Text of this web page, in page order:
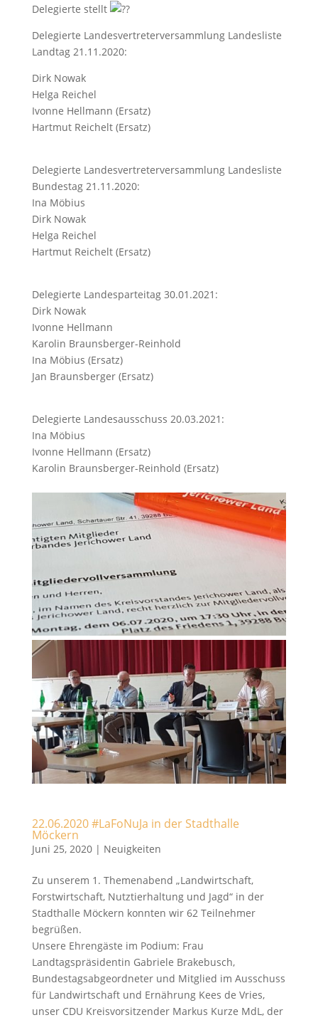
Delegierte stellt
Delegierte Landesvertreterversammlung Landesliste
Landtag 21.11.2020:
Dirk Nowak
Helga Reichel
Ivonne Hellmann (Ersatz)
Hartmut Reichelt (Ersatz)
Delegierte Landesvertreterversammlung Landesliste
Bundestag 21.11.2020:
Ina Möbius
Dirk Nowak
Helga Reichel
Hartmut Reichelt (Ersatz)
Delegierte Landesparteitag 30.01.2021:
Dirk Nowak
Ivonne Hellmann
Karolin Braunsberger-Reinhold
Ina Möbius (Ersatz)
Jan Braunsberger (Ersatz)
Delegierte Landesausschuss 20.03.2021:
Ina Möbius
Ivonne Hellmann (Ersatz)
Karolin Braunsberger-Reinhold (Ersatz)
22.06.2020 #LaFoNuJa in der Stadthalle
Möckern
Juni 25, 2020| Neuigkeiten
Zu unserem 1. Themenabend „Landwirtschaft,
Forstwirtschaft, Nutztierhaltung und Jagd“ in der
Stadthalle Möckern konnten wir 62 Teilnehmer
begrüßen.
Unsere Ehrengäste im Podium: Frau
Landtagspräsidentin Gabriele Brakebusch,
Bundestagsabgeordneter und Mitglied im Ausschuss
für Landwirtschaft und Ernährung Kees de Vries,
unser CDU Kreisvorsitzender Markus Kurze MdL, der